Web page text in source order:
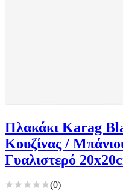
Πλακάκι Karag
Κουζίνας /
Γυαλιστερό
(0)